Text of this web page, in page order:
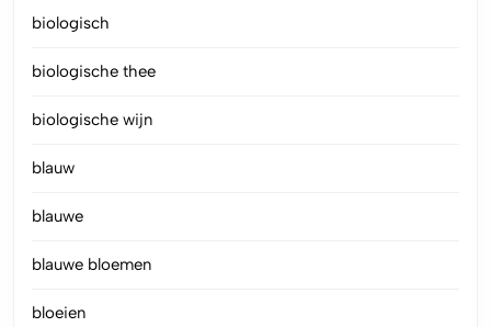
biologisch
biologische thee
biologische wijn
blauw
blauwe
blauwe bloemen
bloeien